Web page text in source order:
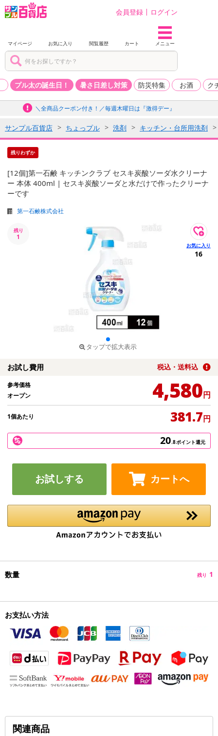
会員登録 ログイン
マイページ お気に入り 閲覧履歴 カート メニュー
プル太の誕生日！ 暑さ日差し対策 防災特集 お酒 ク
＼全商品クーポン付き！／毎週木曜日は『激得デー』
サンプル百貨店 ちょっプル 洗剤 キッチン・台所用洗剤
残りわずか
[12個]第一石鹸 キッチンクラブ セスキ炭酸ソーダ水クリーナ
ー 本体 400ml | セスキ炭酸ソーダと水だけで作ったクリーナ
ーです
第一石鹸株式会社
残り
1
タップで拡大表示
16
お試し費用 税込・送料込
参考価格
オープン
4,580円
1個あたり 381.7円
20.8ポイント還元
お試しする カートへ
数量 残り 1
お支払い方法
関連商品